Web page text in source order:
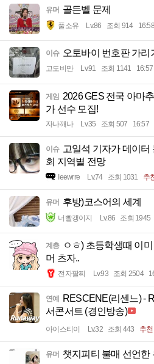
유머 골든벨 문제
풀소유 Lv.86 조회 914 16:58
이슈 오토바이 번호판 가리
고도비만 Lv.91 조회 1141 16:57
게임
2026 GES 전국 아마
가 선수 모집!
자나깨나 Lv.35 조회 507 16:57
이슈 고일석 기자가 데이터
회 지역별 전망
Ieewrre Lv.74 조회 1031 추
유머 후방)코스어의 세계
너빨갱이지 Lv.86 조회 1945
계층
ㅇㅎ) 초등학생때 이
머 츠자..
전자팔찌 Lv.93 조회 2504
연예
RESCENE(리센느) -
서콘서트 (경인방송)
아이스티이 Lv.32 조회 443 추
유머 챗지피티 불매 선언한